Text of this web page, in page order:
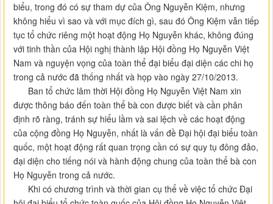
biểu, trong đó có sự tham dự của Ông Nguyễn Kiệm, nhưng
không hiểu vì sao và với mục đích gì, sau đó Ông Kiệm vẫn tiếp
tục tổ chức riêng một hoạt động Họ Nguyễn khác, không đúng
với tinh thần của Hội nghị thành lập Hội đồng Họ Nguyễn Việt
Nam và nguyện vọng của toàn thể đại biểu đại diện các chi họ
trong cả nước đã thống nhất và họp vào ngày 27/10/2013.
Ban tổ chức lâm thời Hội đồng Họ Nguyễn Việt Nam xin
được thông báo đến toàn thể bà con được biết và cần phân
định rõ ràng, tránh sự hiểu lầm và sai lệch về các hoạt động
của cộng đồng Họ Nguyễn, nhất là vấn đề Đại hội đại biểu toàn
quốc, một hoạt động rất quan trọng cần có sự quy tụ đông đảo,
đại diện cho tiếng nói và hành động chung của toàn thể bà con
Họ Nguyễn trong cả nước.
Khi có chương trình và thời gian cụ thể về việc tổ chức Đại